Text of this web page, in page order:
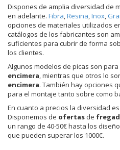
Dispones de amplia diversidad de
en adelante. Fibra,Resina,Inox,
opciones de materiales utilizados
catálogos de los fabricantes son
suficientes para cubrir de forma
los clientes.
Algunos modelos de picas son
encimera, mientras que otros lo
encimera. También hay opciones
para el montaje tanto sobre como
En cuanto a precios la diversidad
Disponemos de ofertas de
un rango de 40-50€ hasta los
que pueden superar los 1000€.